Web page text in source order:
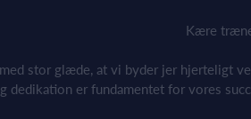
Kære
stor glæde, at vi byder jer hjerteligt
dedikation er fundamentet for vores